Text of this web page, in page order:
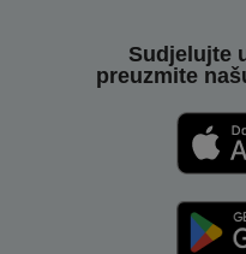
Sudjelujte
preuzmite